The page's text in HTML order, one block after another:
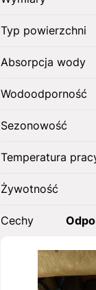
Typ powierzchni
Absorpcja wody
Wodoodporność
Sezonowość
Temperatura
Żywotność
Cechy